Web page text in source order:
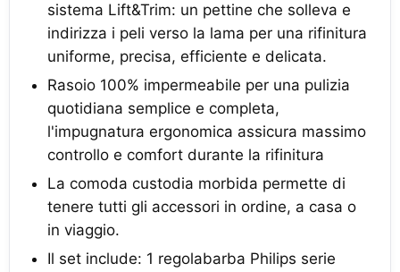
sistema Lift&Trim: un pettine che solleva e
indirizza i peli verso la lama per una rifinitura
uniforme, precisa, efficiente e delicata.
Rasoio 100% impermeabile per una pulizia
quotidiana semplice e completa,
l'impugnatura ergonomica assicura massimo
controllo e comfort durante la rifinitura
La comoda custodia morbida permette di
tenere tutti gli accessori in ordine, a casa o
in viaggio.
Il set include: 1 regolabarba Philips serie